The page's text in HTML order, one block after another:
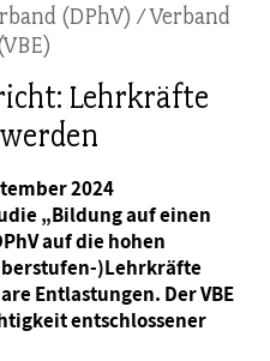
(DPhV) / Verband
Lehrkräfte
2024
„Bildung auf einen
auf die hohen
)Lehrkräfte
Entlastungen. Der VBE
entschlossener